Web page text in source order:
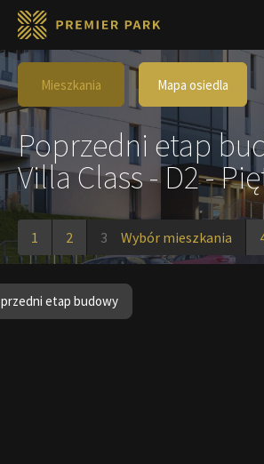
Mieszkania Mapa osiedla
Poprzedni etap
Villa Class - D2 -
1 2 3 Wybór mieszkania
etap budowy